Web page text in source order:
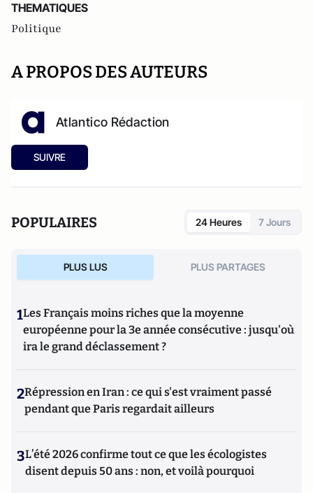
THEMATIQUES
Politique
A PROPOS DES AUTEURS
Atlantico Rédaction
SUIVRE
POPULAIRES 24 Heures 7 Jours
PLUS LUS PLUS PARTAGES
1Les Français moins riches que la moyenne
européenne pour la 3e année consécutive : jusqu'où
ira le grand déclassement ?
2Répression en Iran : ce qui s'est vraiment passé
pendant que Paris regardait ailleurs
3L’été 2026 confirme tout ce que les écologistes
disent depuis 50 ans : non, et voilà pourquoi